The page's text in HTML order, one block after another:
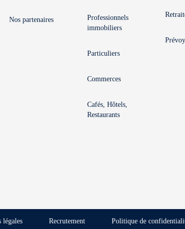
Nos partenaires
Professionnels
immobiliers
Particuliers
Commerces
Cafés, Hôtels,
Restaurants
légales Recrutement Politique de